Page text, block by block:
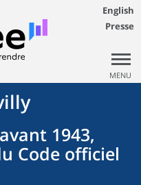
English
Presse
MENU
1943,
Code officiel